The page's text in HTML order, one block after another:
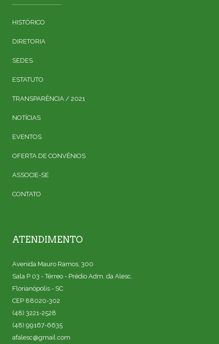
HISTÓRICO
DIRETORIA
SEDES
ESTATUTO
TRANSPARÊNCIA / 2021
NOTÍCIAS
EVENTOS
OFERTA DE CONVÊNIOS
ASSOCIE-SE
CONTATO
ATENDIMENTO
Avenida Mauro Ramos, 300
Sala P 03 - Térreo - Prédio Adm. da Alesc.
Florianópolis - SC
CEP 88020-302
(48) 3221-2528
(48) 99167-6635
afalesc@gmail.com